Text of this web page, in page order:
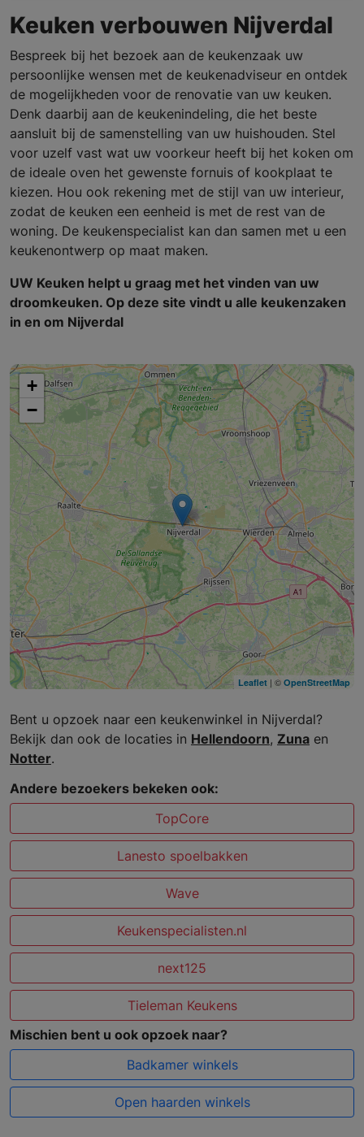
Keuken verbouwen Nijverdal
Bespreek bij het bezoek aan de keukenzaak uw
persoonlijke wensen met de keukenadviseur en ontdek
de mogelijkheden voor de renovatie van uw keuken.
Denk daarbij aan de keukenindeling, die het beste
aansluit bij de samenstelling van uw huishouden. Stel
voor uzelf vast wat uw voorkeur heeft bij het koken om
de ideale oven het gewenste fornuis of kookplaat te
kiezen. Hou ook rekening met de stijl van uw interieur,
zodat de keuken een eenheid is met de rest van de
woning. De keukenspecialist kan dan samen met u een
keukenontwerp op maat maken.
UW Keuken helpt u graag met het vinden van uw
droomkeuken. Op deze site vindt u alle keukenzaken
in en om Nijverdal
+
−
Leaflet | © OpenStreetMap
Bent u opzoek naar een keukenwinkel in Nijverdal?
Bekijk dan ook de locaties in Hellendoorn, Zuna en
Notter.
Andere bezoekers bekeken ook:
TopCore
Lanesto spoelbakken
Wave
Keukenspecialisten.nl
next125
Tieleman Keukens
Mischien bent u ook opzoek naar?
Badkamer winkels
Open haarden winkels